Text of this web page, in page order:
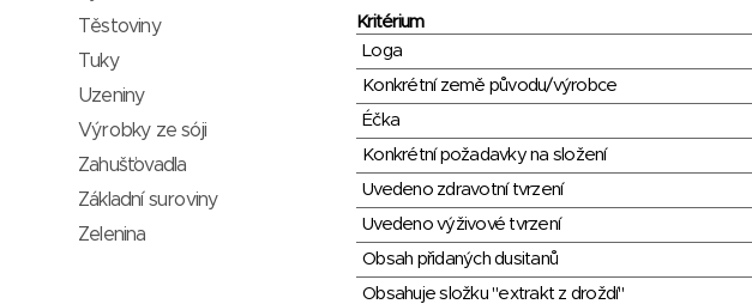
Kritérium
Loga
Konkrétní země původu/výrobce
Éčka
Konkrétní požadavky na složení
Uvedeno zdravotní tvrzení
Uvedeno výživové tvrzení
Obsah přidaných dusitanů
Obsahuje složku "extrakt z droždí"
Těstoviny
Tuky
Uzeniny
Výrobky ze sóji
Zahušťovadla
Základní suroviny
Zelenina